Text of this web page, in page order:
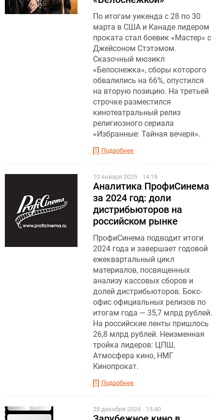
По итогам уикенда с 28 по 30
марта в США и Канаде лидером
проката стал боевик «Мастер» с
Джейсоном Стэтэмом.
Сказочный мюзикл
«Белоснежка», сборы которого
обвалились на 66%, опустился
на вторую позицию. На третьей
строчке разместился
кинотеатральный релиз
религиозного сериала
«Избранные: Тайная вечеря».
Подробнее
10 января 2025 14:18
Аналитика ПрофиСинема
за 2024 год: доли
дистрибьюторов на
российском рынке
ПрофиСинема подводит итоги
2024 года и завершает годовой
ежеквартальный цикл
материалов, посвященных
анализу кассовых сборов и
долей дистрибьюторов. Бокс-
офис официальных релизов по
итогам года — 35,7 млрд рублей.
На российские ленты пришлось
26,8 млрд рублей. Неизменная
тройка лидеров: ЦПШ,
Атмосфера кино, НМГ
Кинопрокат.
Подробнее
28 декабря 2024 15:40